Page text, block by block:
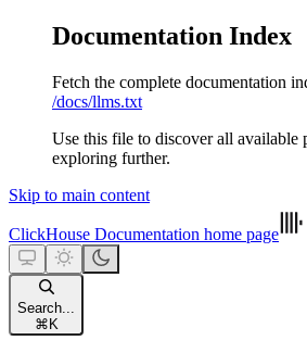
Documentation Index
Fetch the complete documentation
/docs/llms.txt
Use this file to discover all available
exploring further.
Skip to main content
ClickHouse Documentation home page
Search...
⌘ K